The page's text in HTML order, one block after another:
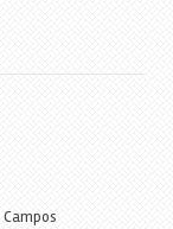
Campos